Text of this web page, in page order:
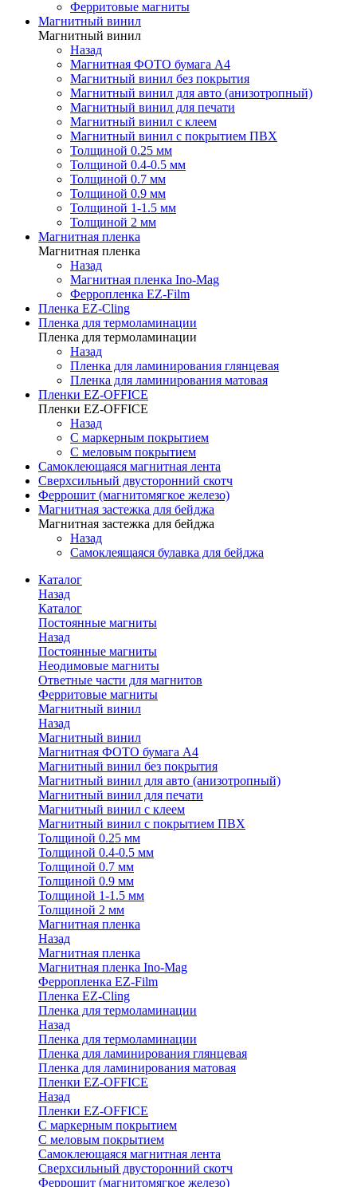
Ферритовые магниты
Магнитный винил
Магнитный винил
Назад
Магнитная ФОТО бумага А4
Магнитный винил без покрытия
Магнитный винил для авто (анизотропный)
Магнитный винил для печати
Магнитный винил с клеем
Магнитный винил с покрытием ПВХ
Толщиной 0.25 мм
Толщиной 0.4-0.5 мм
Толщиной 0.7 мм
Толщиной 0.9 мм
Толщиной 1-1.5 мм
Толщиной 2 мм
Магнитная пленка
Магнитная пленка
Назад
Магнитная пленка Ino-Mag
Ферропленка EZ-Film
Пленка EZ-Cling
Пленка для термоламинации
Пленка для термоламинации
Назад
Пленка для ламинирования глянцевая
Пленка для ламинирования матовая
Пленки EZ-OFFICE
Пленки EZ-OFFICE
Назад
С маркерным покрытием
С меловым покрытием
Самоклеющаяся магнитная лента
Сверхсильный двусторонний скотч
Феррошит (магнитомягкое железо)
Магнитная застежка для бейджа
Магнитная застежка для бейджа
Назад
Самоклеящаяся булавка для бейджа
Каталог
Назад
Каталог
Постоянные магниты
Назад
Постоянные магниты
Неодимовые магниты
Ответные части для магнитов
Ферритовые магниты
Магнитный винил
Назад
Магнитный винил
Магнитная ФОТО бумага А4
Магнитный винил без покрытия
Магнитный винил для авто (анизотропный)
Магнитный винил для печати
Магнитный винил с клеем
Магнитный винил с покрытием ПВХ
Толщиной 0.25 мм
Толщиной 0.4-0.5 мм
Толщиной 0.7 мм
Толщиной 0.9 мм
Толщиной 1-1.5 мм
Толщиной 2 мм
Магнитная пленка
Назад
Магнитная пленка
Магнитная пленка Ino-Mag
Ферропленка EZ-Film
Пленка EZ-Cling
Пленка для термоламинации
Назад
Пленка для термоламинации
Пленка для ламинирования глянцевая
Пленка для ламинирования матовая
Пленки EZ-OFFICE
Назад
Пленки EZ-OFFICE
С маркерным покрытием
С меловым покрытием
Самоклеющаяся магнитная лента
Сверхсильный двусторонний скотч
Феррошит (магнитомягкое железо)